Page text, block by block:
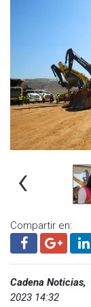
‹
Compartir en:
Cadena Noticias,
2023 14:32